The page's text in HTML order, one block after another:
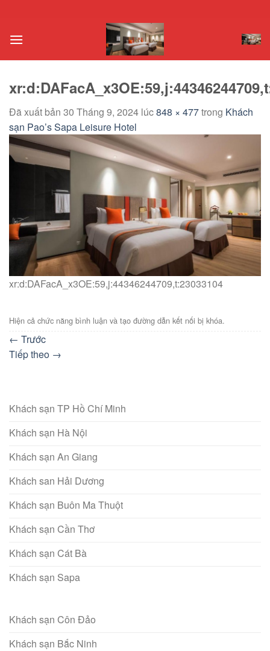
nội
Đã xuất bản 30 Tháng 9, 2024 lúc848 × 477trong Khách
sạn Pao’s Sapa Leisure Hotel
xr:d:DAFacA_x3OE:59,j:44346244709,t:23033104
Hiện cả chức năng bình luận và tạo đường dẫn kết nối bị khóa.
← Trước
Tiếp theo →
Khách sạn TP Hồ Chí Minh
Khách sạn Hà Nội
Khách sạn An Giang
Khách san Hải Dương
Khách sạn Buôn Ma Thuột
Khách sạn Cần Thơ
Khách sạn Cát Bà
Khách sạn Sapa
Khách sạn Côn Đảo
Khách sạn Bắc Ninh